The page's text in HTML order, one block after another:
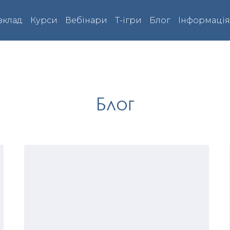
Курси Вебінари Т-ігри Блог Інформація
Блог